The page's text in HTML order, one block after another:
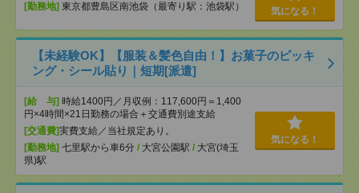
[勤務地] 東京都豊島区南池袋（最寄り駅：池袋駅） 気になる！
【未経験OK】【服装＆髪色自由！】お菓子のピッキ
ング・シール貼り｜短期[派遣]
[給 与] 時給1400円／月収例：117,600円＝1,400
円×4時間×21日勤務の場合＋交通費別途支給
[交通費]実費支給／当社規定あり。
[勤務地] 七里駅から車6分 / 大宮公園駅 / 大宮(埼玉
県)駅
気になる！